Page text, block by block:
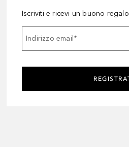
Iscriviti e ricevi un buono
Indirizzo email*